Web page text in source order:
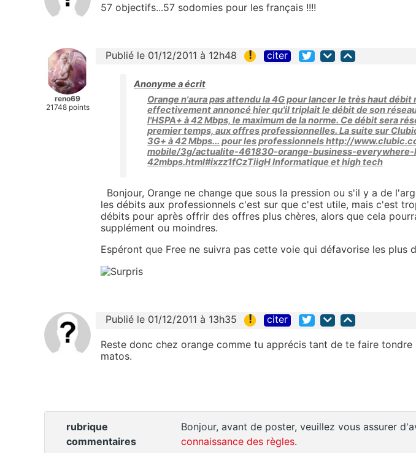
57 objectifs...57 sodomies pour les français !!!!
reno69
21748 points
Publié le 01/12/2011 à 12h48 ! citer
Anonyme a écrit
Orange n'aura pas attendu la 4G pour lancer le très haut débit
effectivement annoncé hier qu'il triplait le débit de son
l'HSPA+ à 42 Mbps, le maximum de la norme. Ce débit sera
premier temps, aux offres professionnelles. La suite sur
3G+ à 42 Mbps... pour les professionnels http://
mobile/3g/actualite-461830-orange-business-everywhere-
42mbps.html#ixzz1fCzTiigH Informatique et high tech
Bonjour, Orange ne change que sous la pression ou s'il y a de
les débits aux professionnels c'est sur que c'est utile, mais c'est
débits pour après offrir des offres plus chères, alors que cela
supplément ou moindres.
Espéront que Free ne suivra pas cette voie qui défavorise les plus
Publié le 01/12/2011 à 13h35 ! citer
Reste donc chez orange comme tu apprécis tant de te faire tondre
matos.
rubrique
commentaires
Bonjour, avant de poster, veuillez vous assurer
connaissance des règles.